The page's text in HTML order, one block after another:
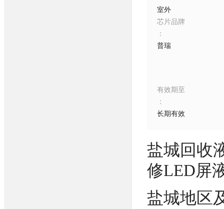
室外
芯片品牌
：
普瑞
有效期至
：
长期有效
盐城回收
修LED屏
盐城地区